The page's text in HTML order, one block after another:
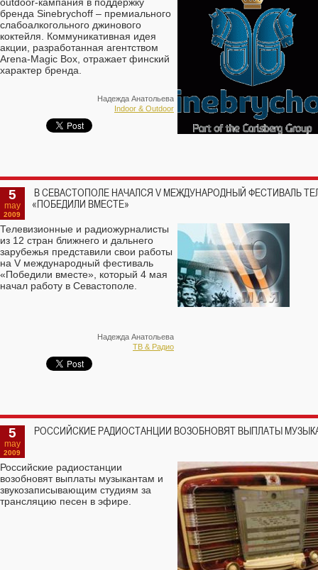
бренда Sinebrychoff – премиального
слабоалкогольного джинового
коктейля. Коммуникативная идея
акции, разработанная агентством
Arena-Magic Box, отражает финский
характер бренда.
Надежда Анатольева
Indoor & Outdoor
5
may
2009
В СЕВАСТОПОЛЕ НАЧАЛСЯ V МЕЖДУНАРОДНЫЙ ФЕСТИВАЛЬ
«ПОБЕДИЛИ ВМЕСТЕ»
Телевизионные и радиожурналисты
из 12 стран ближнего и дальнего
зарубежья представили свои работы
на V международный фестиваль
«Победили вместе», который 4 мая
начал работу в Севастополе.
Надежда Анатольева
ТВ & Радио
5
may
2009
РОССИЙСКИЕ РАДИОСТАНЦИИ ВОЗОБНОВЯТ ВЫПЛАТЫ
Российские радиостанции
возобновят выплаты музыкантам и
звукозаписывающим студиям за
трансляцию песен в эфире.